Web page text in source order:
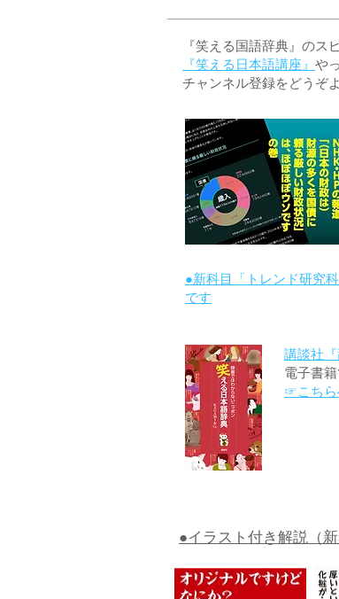
『笑える国語辞典』の
『笑える日本語講座』 や
チャンネル登録をどうぞ
●新科目「トレンド研究
です
講談社
電子書籍
☞こちら
●イラスト付き解説（